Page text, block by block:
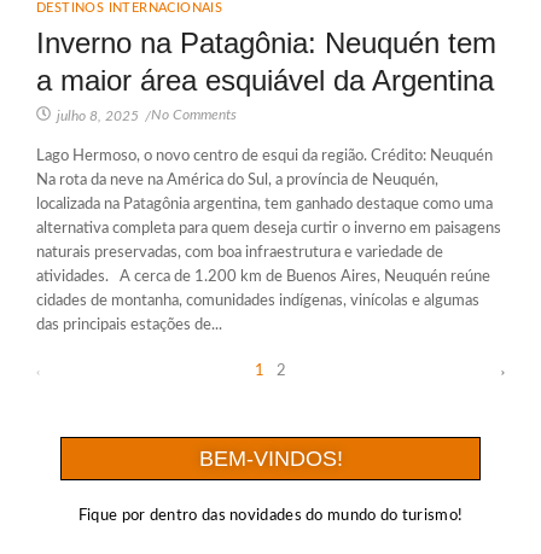
DESTINOS INTERNACIONAIS
Inverno na Patagônia: Neuquén tem
a maior área esquiável da Argentina
julho 8, 2025 /No Comments
Lago Hermoso, o novo centro de esqui da região. Crédito: Neuquén
Na rota da neve na América do Sul, a província de Neuquén,
localizada na Patagônia argentina, tem ganhado destaque como uma
alternativa completa para quem deseja curtir o inverno em paisagens
naturais preservadas, com boa infraestrutura e variedade de
atividades. A cerca de 1.200 km de Buenos Aires, Neuquén reúne
cidades de montanha, comunidades indígenas, vinícolas e algumas
das principais estações de...
1 2
BEM-VINDOS!
Fique por dentro das novidades do mundo do turismo!